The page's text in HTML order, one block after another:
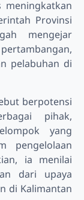
Provinsi
mengejar
pelabuhan di
berpotensi
pihak,
yang
pengelolaan
ia menilai
dari upaya
di Kalimantan